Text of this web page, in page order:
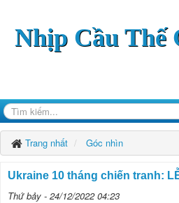
Nhịp Cầu Thế
Trang nhất Góc nhìn
Ukraine 10 tháng chiến tranh:
Thứ bảy - 24/12/2022 04:23